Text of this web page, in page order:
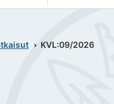
KVL:09/2026